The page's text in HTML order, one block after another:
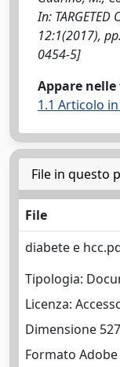
In: TARGETED
12:1(2017),
0454-5]
Appare
1.1 Articolo
File in questo
File
diabete e
Tipologia:
Licenza:
Dimensione
Formato Adobe